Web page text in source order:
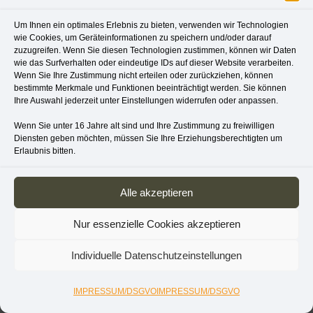
Um Ihnen ein optimales Erlebnis zu bieten, verwenden wir Technologien
wie Cookies, um Geräteinformationen zu speichern und/oder darauf
zuzugreifen. Wenn Sie diesen Technologien zustimmen, können wir Daten
wie das Surfverhalten oder eindeutige IDs auf dieser Website verarbeiten.
Wenn Sie Ihre Zustimmung nicht erteilen oder zurückziehen, können
bestimmte Merkmale und Funktionen beeinträchtigt werden. Sie können
Ihre Auswahl jederzeit unter Einstellungen widerrufen oder anpassen.
Wenn Sie unter 16 Jahre alt sind und Ihre Zustimmung zu freiwilligen
Diensten geben möchten, müssen Sie Ihre Erziehungsberechtigten um
Erlaubnis bitten.
Alle akzeptieren
Nur essenzielle Cookies akzeptieren
Individuelle Datenschutzeinstellungen
IMPRESSUM/DSGVO IMPRESSUM/DSGVO
DESIGN. CAD. TEXT.
FOTO.Mobil
+49 177 6904182
holger@steinbach-berlin.de